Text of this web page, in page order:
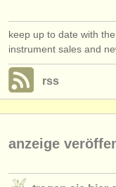
keep up to date with
instrument sales and
rss
anzeige